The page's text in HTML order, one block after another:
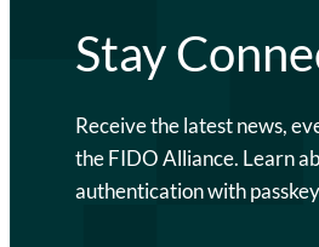
Stay
Receive the latest news,
the FIDO Alliance. Learn
authentication with